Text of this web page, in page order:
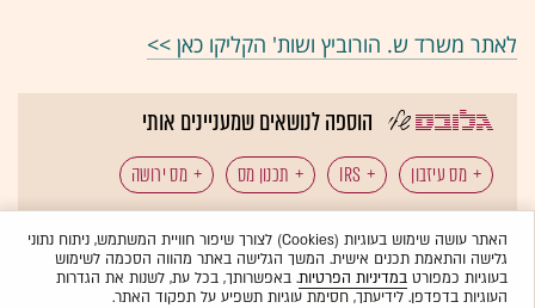
לאתר משרד ש. הורוביץ ושות' הקליקו כאן >>
הוספה לנושאים שמעניינים אותי
מס עיזבון IRS תכנון מס מס ירושה
ש. הורוביץ
האתר עושה שימוש בעוגיות (Cookies) לצורך שיפור חוויית המשתמש, ניתוח נתוני
גלישה והתאמת תכנים אישית. המשך הגלישה באתר מהווה הסכמה לשימוש
בעוגיות כמפורטבמדיניות הפרטיות. באפשרותך, בכל עת, לשנות את הגדרות
העוגיות בדפדפן. לידיעתך, חסימת עוגיות תשפיע על תפקוד האתר.